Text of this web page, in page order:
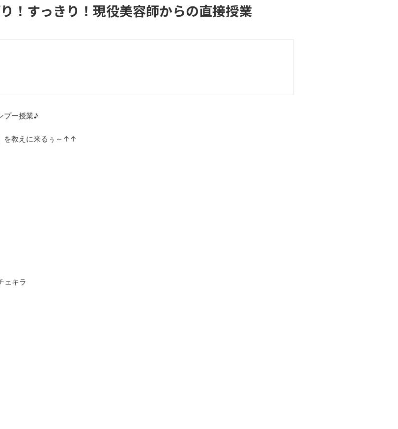
！すっきり！現役美容師からの直接授業
プー授業♪
を教えに来るぅ～↑↑
ェキラ